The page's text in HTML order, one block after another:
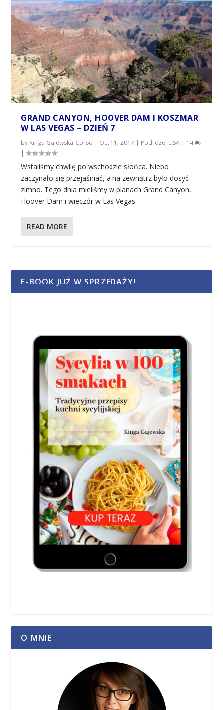
GRAND CANYON, HOOVER DAM I KOSZMAR
W LAS VEGAS – DZIEŃ 7
by Kinga Gajewska-Corso | Oct 11, 2017 | Podróże, USA | 14
|
Wstaliśmy chwilę po wschodzie słońca. Niebo
zaczynało się przejaśniać, a na zewnątrz było dosyć
zimno. Tego dnia mieliśmy w planach Grand Canyon,
Hoover Dam i wieczór w Las Vegas.
READ MORE
E-BOOK JUŻ W SPRZEDAŻY!
O MNIE